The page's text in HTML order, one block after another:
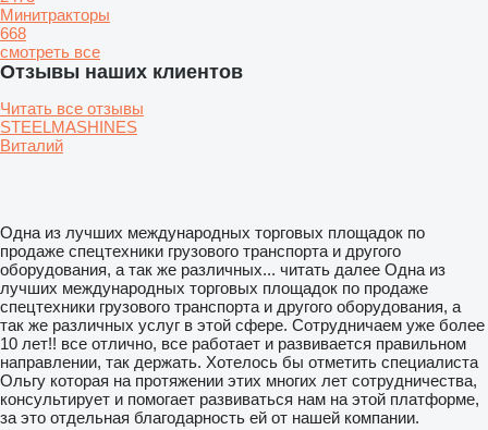
Минитракторы
668
смотреть все
Отзывы наших клиентов
Читать все отзывы
STEELMASHINES
Виталий
Одна из лучших международных торговых площадок по
продаже спецтехники грузового транспорта и другого
оборудования, а так же различных... читать далее Одна из
лучших международных торговых площадок по продаже
спецтехники грузового транспорта и другого оборудования, а
так же различных услуг в этой сфере. Сотрудничаем уже более
10 лет!! все отлично, все работает и развивается правильном
направлении, так держать. Хотелось бы отметить специалиста
Ольгу которая на протяжении этих многих лет сотрудничества,
консультирует и помогает развиваться нам на этой платформе,
за это отдельная благодарность ей от нашей компании.